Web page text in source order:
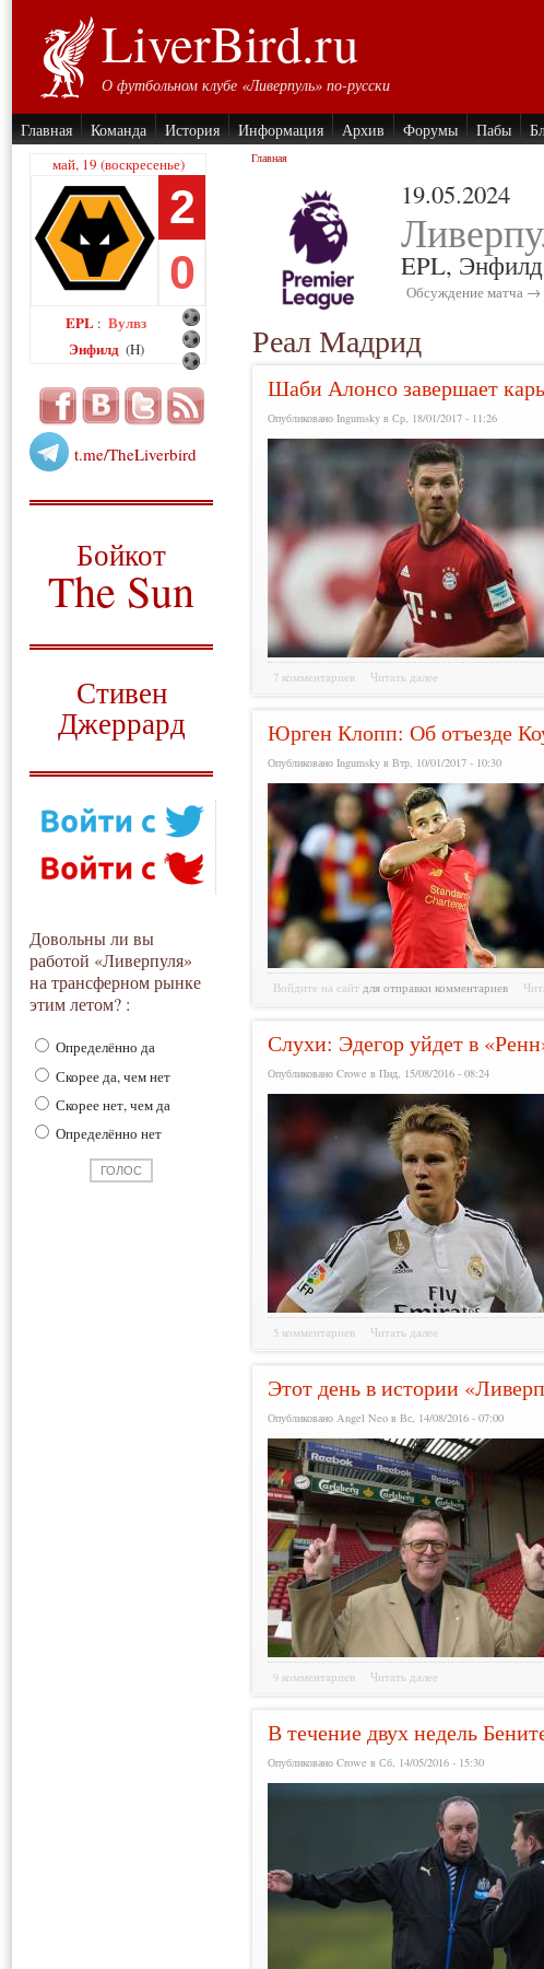
LiverBird.ru
О футбольном клубе «Ливерпуль» по-русски
Главная Команда История Информация Архив Форумы Пабы
май, 19 (воскресенье)
2
0
EPL : Вулвз
Энфилд (H)
t.me/TheLiverbird
Бойкот
The Sun
Стивен
Джеррард
Довольны ли вы
работой «Ливерпуля»
на трансферном рынке
этим летом? :
Определённо да
Скорее да, чем нет
Скорее нет, чем да
Определённо нет
Главная
19.05.2024
EPL, Энфилд
Обсуждение матча →
Реал Мадрид
Шаби Алонсо завершает
Опубликовано Ingumsky в Ср, 18/01/2017 - 11:26
7 комментариев Читать далее
Юрген Клопп: Об отъезде
Опубликовано Ingumsky в Втр, 10/01/2017 - 10:30
Войдите на сайт для отправки комментариев
Слухи: Эдегор уйдет в
Опубликовано Crowe в Пнд, 15/08/2016 - 08:24
5 комментариев Читать далее
Этот день в истории
Опубликовано Angel Neo в Вс, 14/08/2016 - 07:00
9 комментариев Читать далее
В течение двух недель
Опубликовано Crowe в Сб, 14/05/2016 - 15:30